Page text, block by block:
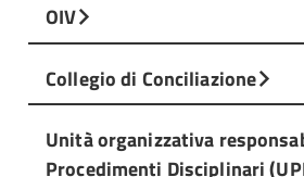
OIV
Collegio di Conciliazione
Unità organizzativa
Procedimenti Disciplinari